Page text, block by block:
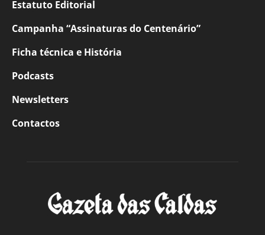
Estatuto Editorial
Campanha “Assinaturas do Centenário”
Ficha técnica e História
Podcasts
Newsletters
Contactos